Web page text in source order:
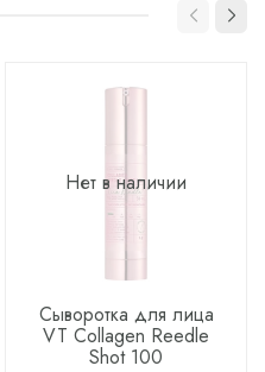
Нет в наличии
Сыворотка для лица
VT Collagen Reedle
Shot 100